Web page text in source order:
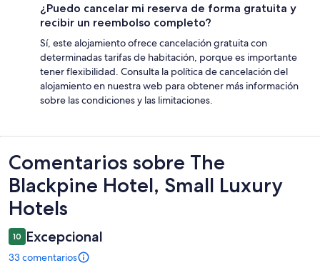
¿Puedo cancelar mi reserva de forma gratuita y
recibir un reembolso completo?
Sí, este alojamiento ofrece cancelación gratuita con
determinadas tarifas de habitación, porque es importante
tener flexibilidad. Consulta la política de cancelación del
alojamiento en nuestra web para obtener más información
sobre las condiciones y las limitaciones.
Comentarios
Comentarios sobre The
Blackpine Hotel, Small Luxury
Hotels
10 Excepcional
33 comentarios